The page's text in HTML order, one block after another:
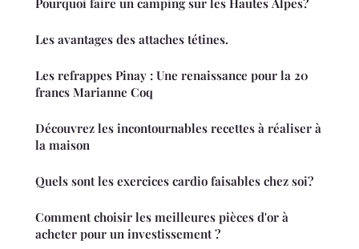
Pourquoi faire un camping sur les Hautes Alpes?
Les avantages des attaches tétines.
Les refrappes Pinay : Une renaissance pour la 20
francs Marianne Coq
Découvrez les incontournables recettes à réaliser à
la maison
Quels sont les exercices cardio faisables chez soi?
Comment choisir les meilleures pièces d'or à
acheter pour un investissement ?